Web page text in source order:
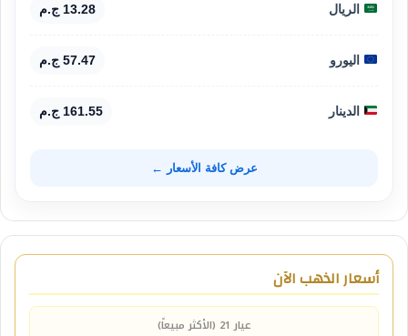
الريال 13.28 ج.م
اليورو 57.47 ج.م
الدينار 161.55 ج.م
عرض كافة الأسعار ←
أسعار الذهب الآن
عيار 21 (الأكثر مبيعاً)